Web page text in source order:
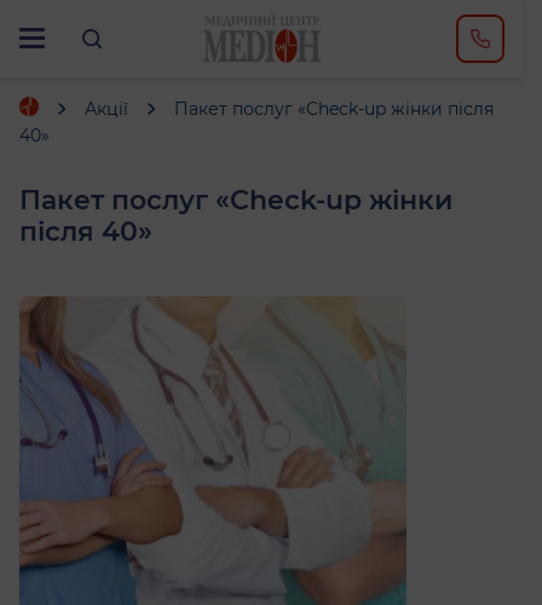
Акції
Пакет послуг «Check-up жінки після
40»
Пакет послуг «Check-up жінки
після 40»